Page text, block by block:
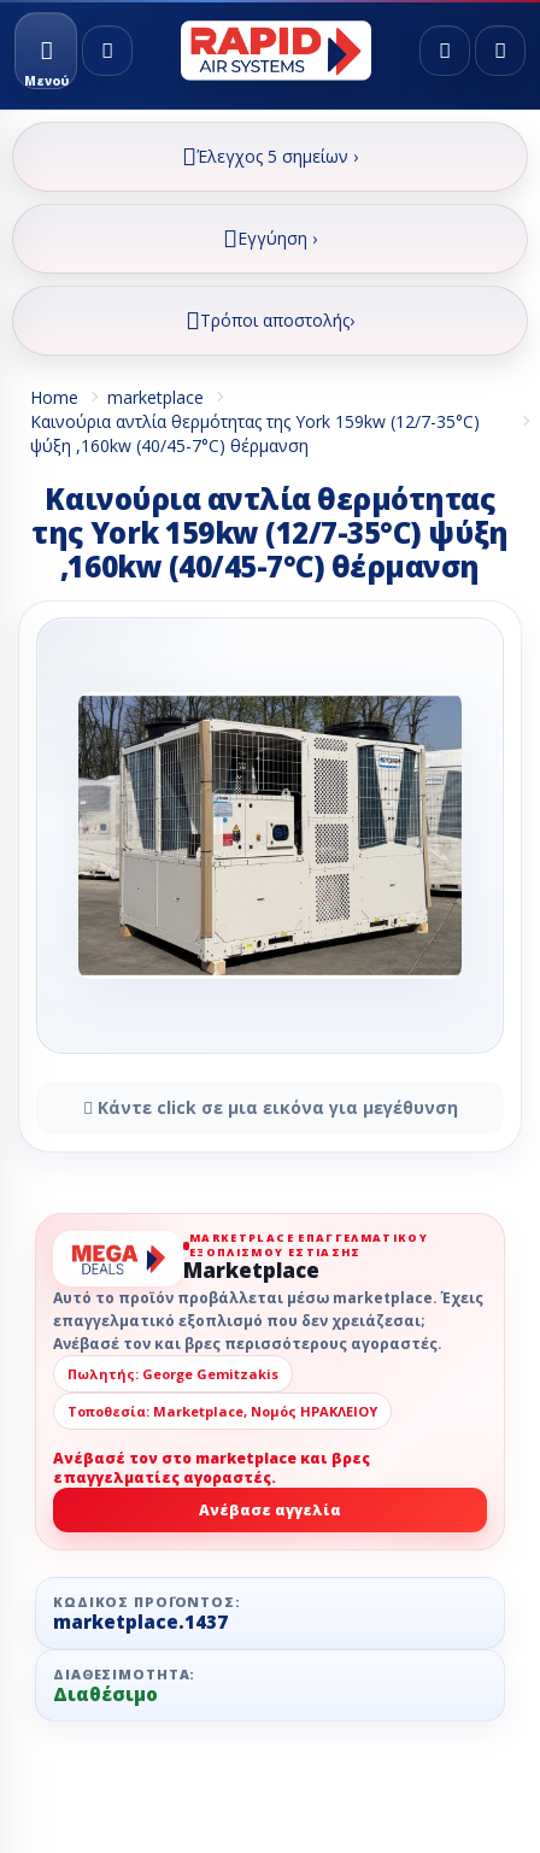
Μενού
Έλεγχος 5 σημείων ›
Εγγύηση ›
Τρόποι αποστολής›
Home
marketplace
Καινούρια αντλία θερμότητας της York 159kw (12/7-35°C)
ψύξη ,160kw (40/45-7°C) θέρμανση
Καινούρια αντλία θερμότητας
της York 159kw (12/7-35°C) ψύξη
,160kw (40/45-7°C) θέρμανση
Κάντε click σε μια εικόνα για μεγέθυνση
MARKETPLACE ΕΠΑΓΓΕΛΜΑΤΙΚΟΎ
ΕΞΟΠΛΙΣΜΟΎ ΕΣΤΊΑΣΗΣ
Marketplace
Αυτό το προϊόν προβάλλεται μέσω marketplace. Έχεις
επαγγελματικό εξοπλισμό που δεν χρειάζεσαι;
Ανέβασέ τον και βρες περισσότερους αγοραστές.
Πωλητής: George Gemitzakis
Τοποθεσία: Marketplace, Νομός ΗΡΑΚΛΕΙΟΥ
Ανέβασέ τον στο marketplace και βρες
επαγγελματίες αγοραστές.
Ανέβασε αγγελία
ΚΩΔΙΚΌΣ ΠΡΟΪΌΝΤΟΣ:
marketplace.1437
ΔΙΑΘΕΣΙΜΌΤΗΤΑ:
Διαθέσιμο